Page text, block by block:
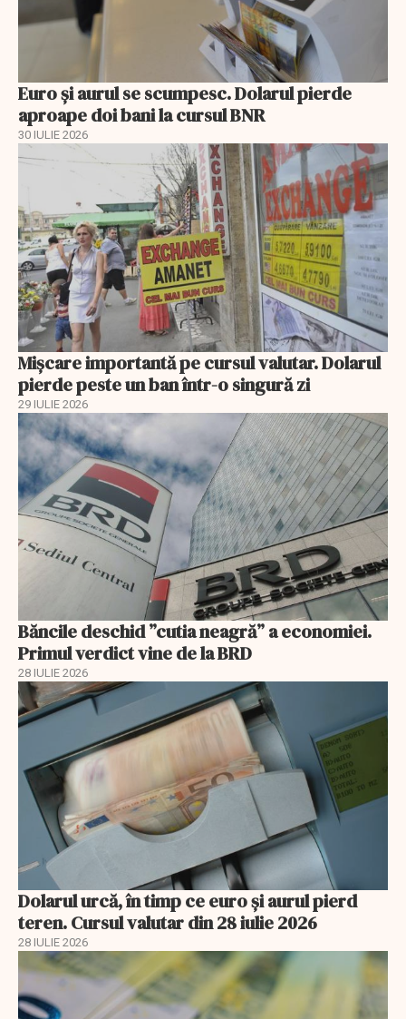
Euro și aurul se scumpesc. Dolarul pierde
aproape doi bani la cursul BNR
30 IULIE 2026
Mișcare importantă pe cursul valutar. Dolarul
pierde peste un ban într-o singură zi
29 IULIE 2026
Băncile deschid ”cutia neagră” a economiei.
Primul verdict vine de la BRD
28 IULIE 2026
Dolarul urcă, în timp ce euro și aurul pierd
teren. Cursul valutar din 28 iulie 2026
28 IULIE 2026